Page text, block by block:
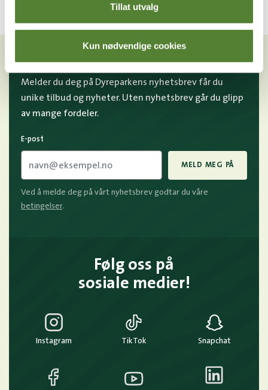
Tillat utvalg
Kun nødvendige cookies
VIL DU HA NYHETSBREV FRA
OSS?
Melder du deg på Dyreparkens nyhetsbrev får du
unike tilbud og nyheter. Uten nyhetsbrev går du glipp
av mange fordeler.
E-post
MELD MEG PÅ
Ved å melde deg på vårt nyhetsbrev godtar du våre
betingelser.
Følg oss på
sosiale medier!
Instagram TikTok Snapchat